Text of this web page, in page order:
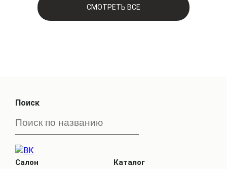
СМОТРЕТЬ ВСЕ
Поиск
Салон Каталог